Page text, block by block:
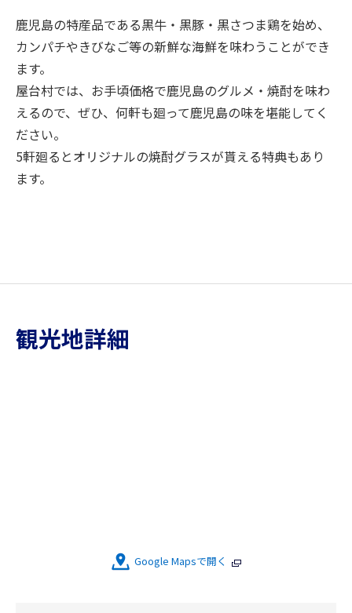
鹿児島の特産品である黒牛・黒豚・黒さつま鶏を始め、
カンパチやきびなご等の新鮮な海鮮を味わうことができ
ます。
屋台村では、お手頃価格で鹿児島のグルメ・焼酎を味わ
えるので、ぜひ、何軒も廻って鹿児島の味を堪能してく
ださい。
5軒廻るとオリジナルの焼酎グラスが貰える特典もあり
ます。
観光地詳細
Google Mapsで開く